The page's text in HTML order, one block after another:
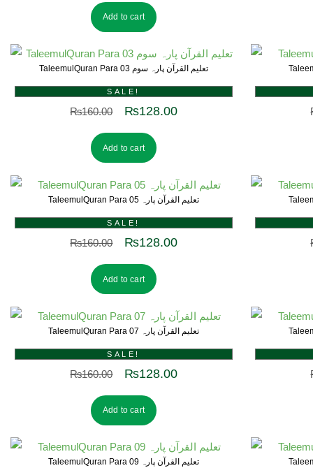
Add to cart
TaleemulQuran Para 03 تعلیم القرآن پارہ سوم
SALE!
₨160.00 ₨128.00
Add to cart
TaleemulQuran Para 05 تعلیم القرآن پارہ
SALE!
₨160.00 ₨128.00
Add to cart
TaleemulQuran Para 07 تعلیم القرآن پارہ
SALE!
₨160.00 ₨128.00
Add to cart
TaleemulQuran Para 09 تعلیم القرآن پارہ